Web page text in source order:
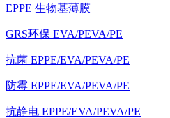
EPPE 生物基薄膜
GRS环保 EVA/PEVA/PE
抗菌 EPPE/EVA/PEVA/PE
防霉 EPPE/EVA/PEVA/PE
抗静电 EPPE/EVA/PEVA/PE